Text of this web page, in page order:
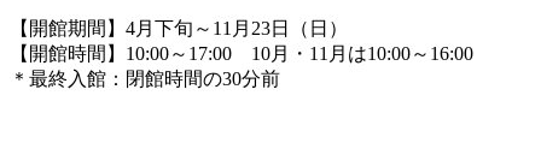
【開館期間】4月下旬～11月23日（日）
【開館時間】10:00～17:00 10月・11月は10:00～16:00
＊最終入館：閉館時間の30分前